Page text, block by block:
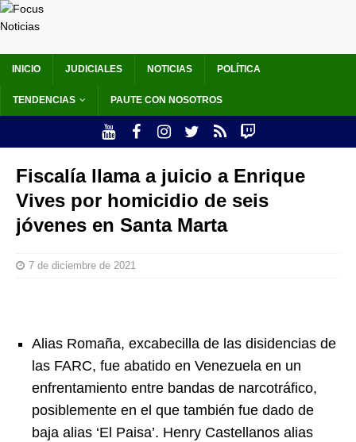
INICIO JUDICIALES NOTICIAS POLÍTICA
TENDENCIAS PAUTE CON NOSOTROS
Fiscalía llama a juicio a Enrique
Vives por homicidio de seis
jóvenes en Santa Marta
7 de diciembre de 2021
Alias Romaña, excabecilla de las disidencias de
las FARC, fue abatido en Venezuela en un
enfrentamiento entre bandas de narcotráfico,
posiblemente en el que también fue dado de
baja alias ‘El Paisa’. Henry Castellanos alias